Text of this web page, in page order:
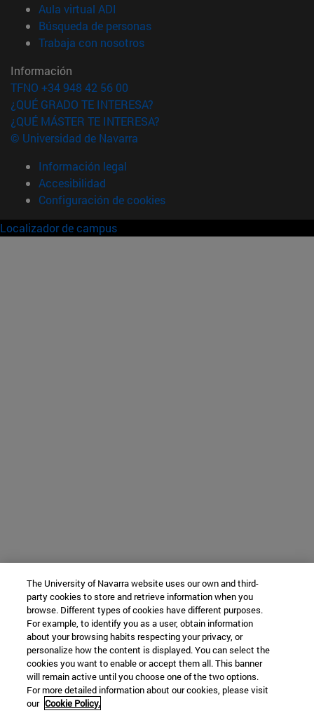
Aula virtual ADI
Búsqueda de personas(abre en nueva ventana)
Trabaja con nosotros(abre en nueva ventana)
Información
TFNO +34 948 42 56 00
¿QUÉ GRADO TE INTERESA?
¿QUÉ MÁSTER TE INTERESA?
© Universidad de Navarra
Información legal
Accesibilidad
Configuración de cookies
Localizador de campus
The University of Navarra website uses our own and third-
party cookies to store and retrieve information when you
browse. Different types of cookies have different purposes.
For example, to identify you as a user, obtain information
about your browsing habits respecting your privacy, or
personalize how the content is displayed. You can select the
cookies you want to enable or accept them all. This banner
will remain active until you choose one of the two options.
For more detailed information about our cookies, please visit
our Cookie Policy.